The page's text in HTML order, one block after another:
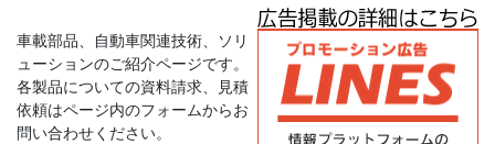
車載部品、自動車関連技術、ソリ
ューションのご紹介ページです。
各製品についての資料請求、見積
依頼はページ内のフォームからお
問い合わせください。